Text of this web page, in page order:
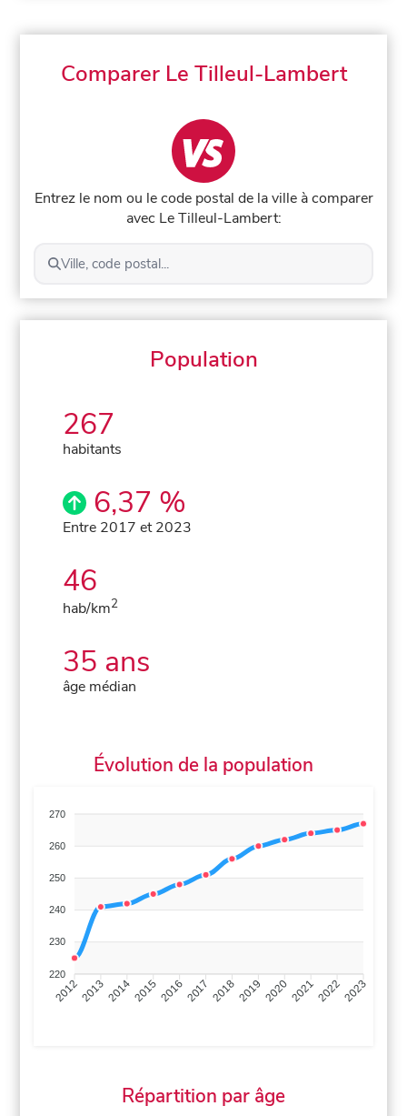
Comparer Le Tilleul-Lambert
Entrez le nom ou le code postal de la ville à comparer
avec Le Tilleul-Lambert:
Ville, code postal...
Population
267
habitants
6,37 %
Entre 2017 et 2023
46
hab/km2
35 ans
âge médian
Évolution de la population
270
260
250
240
230
220
201220132014201520162017 20182019 2020202120222023
Répartition par âge